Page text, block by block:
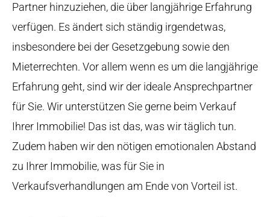
Partner hinzuziehen, die über langjährige Erfahrung
verfügen. Es ändert sich ständig irgendetwas,
insbesondere bei der Gesetzgebung sowie den
Mieterrechten. Vor allem wenn es um die langjährige
Erfahrung geht, sind wir der ideale Ansprechpartner
für Sie. Wir unterstützen Sie gerne beim Verkauf
Ihrer Immobilie! Das ist das, was wir täglich tun.
Zudem haben wir den nötigen emotionalen Abstand
zu Ihrer Immobilie, was für Sie in
Verkaufsverhandlungen am Ende von Vorteil ist.